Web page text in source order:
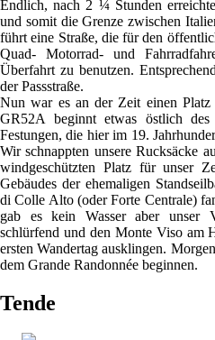
Endlich, nach 2 ¼ Stunden
und somit die Grenze zwischen
führt eine Straße, die für den
Quad- Motorrad- und
Überfahrt zu benutzen.
der Passstraße.
Nun war es an der Zeit einen
GR52A beginnt etwas östlich
Festungen, die hier im 19.
Wir schnappten unsere Rucksäcke
windgeschützten Platz für unser
Gebäudes der ehemaligen
di Colle Alto (oder Forte Centrale)
gab es kein Wasser aber unser
schlürfend und den Monte Viso am
ersten Wandertag ausklingen.
dem Grande Randonnée beginnen.
Tende